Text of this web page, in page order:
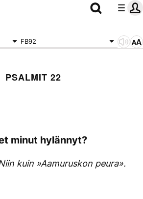
FB92
PSALMIT 22
minut hylännyt?
kuin »Aamuruskon peura».